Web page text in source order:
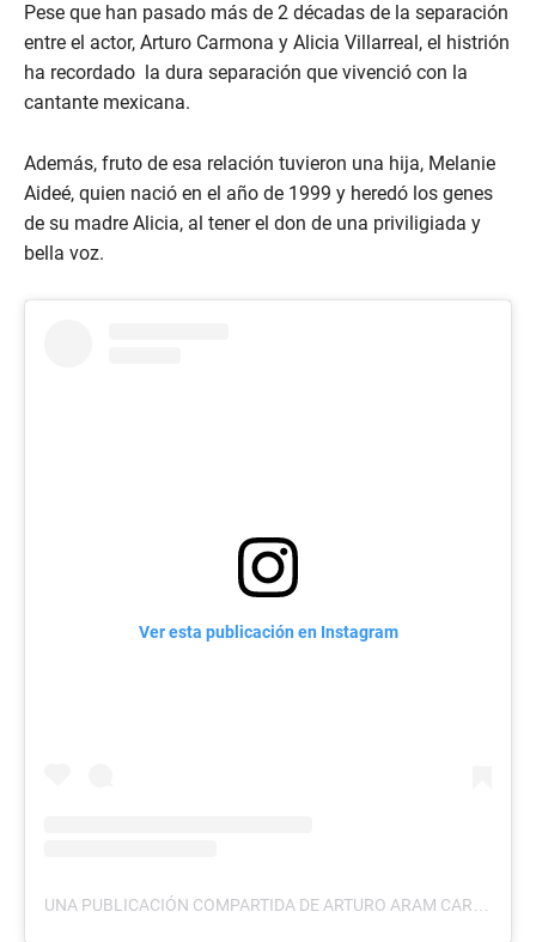
Pese que han pasado más de 2 décadas de la separación
entre el actor, Arturo Carmona y Alicia Villarreal, el histrión
ha recordado la dura separación que vivenció con la
cantante mexicana.
Además, fruto de esa relación tuvieron una hija, Melanie
Aideé, quien nació en el año de 1999 y heredó los genes
de su madre Alicia, al tener el don de una priviligiada y
bella voz.
Ver esta publicación en Instagram
UNA PUBLICACIÓN COMPARTIDA DE ARTURO ARAM CARMONA RODRIGUEZ (@ARTURO.CARMONA)